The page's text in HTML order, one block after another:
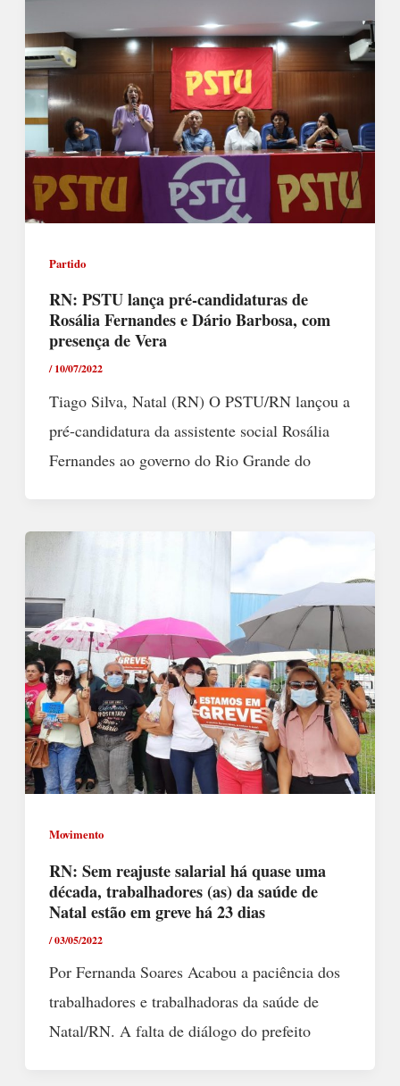
Partido
RN: PSTU lança pré-candidaturas de
Rosália Fernandes e Dário Barbosa, com
presença de Vera
/10/07/2022
Tiago Silva, Natal (RN) O PSTU/RN lançou a
pré-candidatura da assistente social Rosália
Fernandes ao governo do Rio Grande do
Movimento
RN: Sem reajuste salarial há quase uma
década, trabalhadores (as) da saúde de
Natal estão em greve há 23 dias
/03/05/2022
Por Fernanda Soares Acabou a paciência dos
trabalhadores e trabalhadoras da saúde de
Natal/RN. A falta de diálogo do prefeito